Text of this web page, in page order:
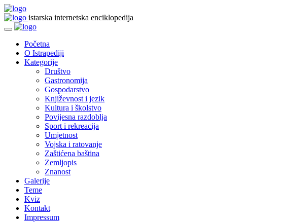
istarska internetska enciklopedija
Početna
O Istrapediji
Kategorije
Društvo
Gastronomija
Gospodarstvo
Književnost i jezik
Kultura i školstvo
Povijesna razdoblja
Sport i rekreacija
Umjetnost
Vojska i ratovanje
Zaštićena baština
Zemljopis
Znanost
Galerije
Teme
Kviz
Kontakt
Impressum